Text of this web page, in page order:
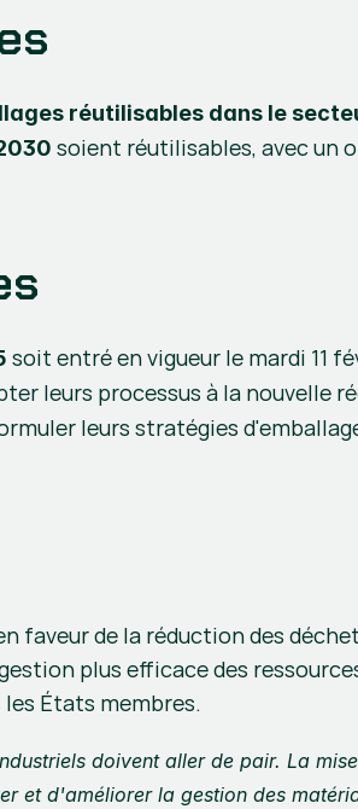
réutilisables dans le
soient réutilisables, avec un
soit entré en vigueur le mardi 11
leurs processus à la nouvelle
leurs stratégies
faveur de la réduction des
plus efficace des
États membres.
doivent aller de pair. La
et d'améliorer la gestion des